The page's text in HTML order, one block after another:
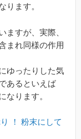
ります。
ますが、実際、
まれ同様の作用
ゆったりした気
あるといえば
なります。
！ 粉末にして